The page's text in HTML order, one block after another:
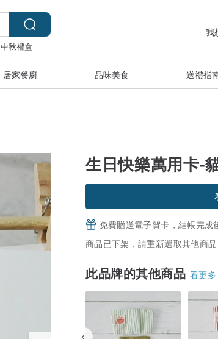
中秋禮盒
我
居家餐廚 品味美食 送禮指
生日快樂萬用卡-
免費贈送電子賀卡，結帳完成
商品已下架，請重新選取其他商品
此品牌的其他商品 看更多